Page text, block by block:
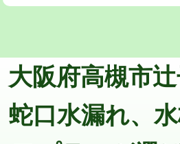
マス交換（土の掘削・埋め戻し作業）
マス交換（深さ50㎝以上）
コンクリート斫り（厚さ10㎝超え）
追加トーラー機使用/3m超え
カメラ調査
桝清掃
大阪府高槻市
蛇口水漏れ、